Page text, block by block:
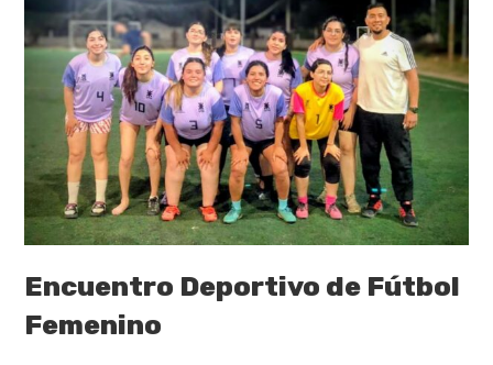
Encuentro Deportivo de Fútbol
Femenino